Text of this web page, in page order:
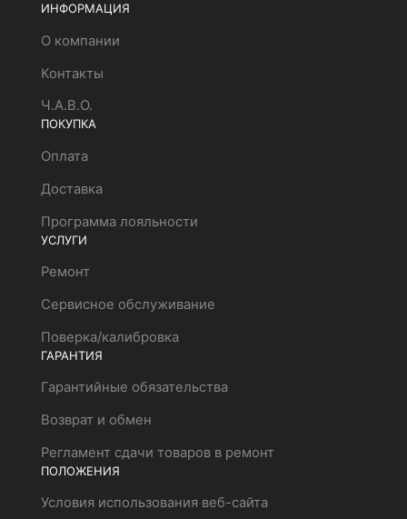
ИНФОРМАЦИЯ
О компании
Контакты
Ч.А.В.О.
ПОКУПКА
Оплата
Доставка
Программа лояльности
УСЛУГИ
Ремонт
Сервисное обслуживание
Поверка/калибровка
ГАРАНТИЯ
Гарантийные обязательства
Возврат и обмен
Регламент сдачи товаров в ремонт
ПОЛОЖЕНИЯ
Условия использования веб-сайта